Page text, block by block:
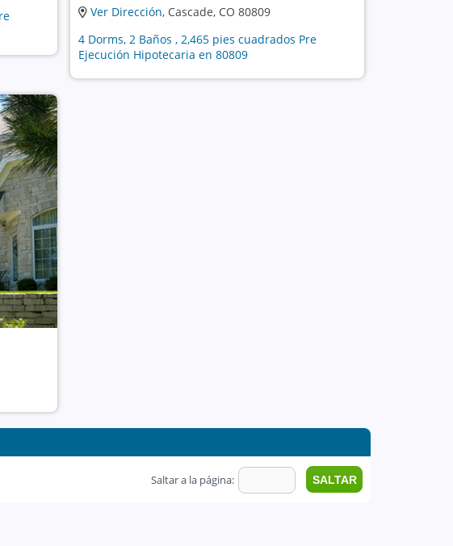
Ver Dirección, Cascade, CO 80809
4 Dorms, 2 Baños , 2,465 pies cuadrados Pre
Ejecución Hipotecaria en 80809
Saltar a la página: